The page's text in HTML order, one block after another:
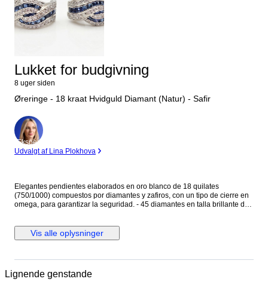
Lukket for budgivning
8 uger siden
Øreringe - 18 kraat Hvidguld Diamant (Natur) - Safir
Ekspert
Udvalgt af Lina Plokhova
Elegantes pendientes elaborados en oro blanco de 18 quilates
(750/1000) compuestos por diamantes y zafiros, con un tipo de cierre en
omega, para garantizar la seguridad. - 45 diamantes en talla brillante de
entregan en elegante estuche de joyería.
Vis alle oplysninger
Lignende genstande